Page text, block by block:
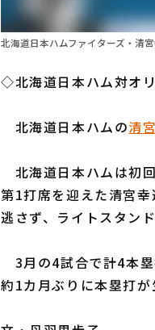
北海道日本ハムファイターズ・清
◇北海道日本ハム対オ
北海道日本ハムの清
北海道日本ハムは初回
第1打席を迎えた清宮幸
逃さず、ライトスタン
3月の4試合で計4本
約1カ月ぶりに本塁打が